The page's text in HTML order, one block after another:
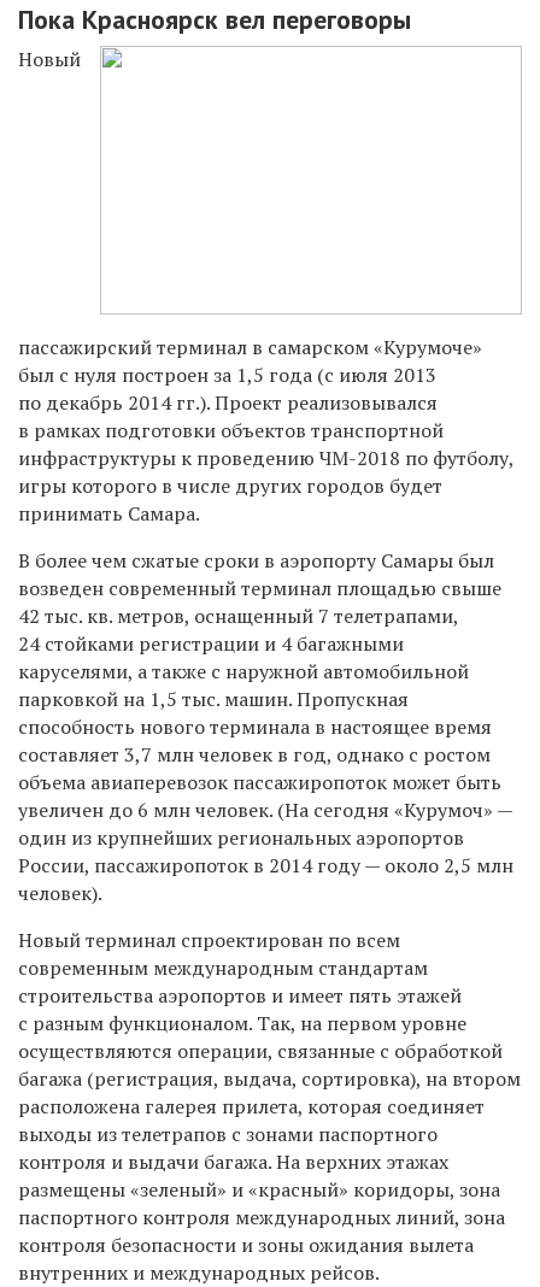
Пока Красноярск вел переговоры
Новый
пассажирский терминал в самарском «Курумоче»
был с нуля построен за 1,5 года (с июля 2013
по декабрь 2014 гг.). Проект реализовывался
в рамках подготовки объектов транспортной
инфраструктуры к проведению ЧМ-2018 по футболу,
игры которого в числе других городов будет
принимать Самара.
В более чем сжатые сроки в аэропорту Самары был
возведен современный терминал площадью свыше
42 тыс. кв. метров, оснащенный 7 телетрапами,
24 стойками регистрации и 4 багажными
каруселями, а также с наружной автомобильной
парковкой на 1,5 тыс. машин. Пропускная
способность нового терминала в настоящее время
составляет 3,7 млн человек в год, однако с ростом
объема авиаперевозок пассажиропоток может быть
увеличен до 6 млн человек. (На сегодня «Курумоч» —
один из крупнейших региональных аэропортов
России, пассажиропоток в 2014 году — около 2,5 млн
человек).
Новый терминал спроектирован по всем
современным международным стандартам
строительства аэропортов и имеет пять этажей
с разным функционалом. Так, на первом уровне
осуществляются операции, связанные с обработкой
багажа (регистрация, выдача, сортировка), на втором
расположена галерея прилета, которая соединяет
выходы из телетрапов с зонами паспортного
контроля и выдачи багажа. На верхних этажах
размещены «зеленый» и «красный» коридоры, зона
паспортного контроля международных линий, зона
контроля безопасности и зоны ожидания вылета
внутренних и международных рейсов.